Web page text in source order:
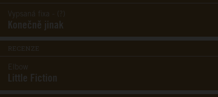
Vypsaná fixa - (?)
Konečně jinak
RECENZE
Elbow
Little Fiction